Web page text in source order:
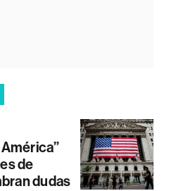
de
dudas